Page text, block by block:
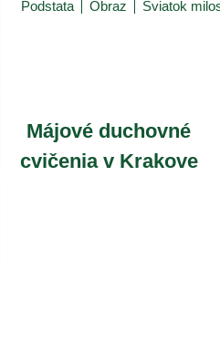
Podstata
Obraz Sviatok
Májové duchovné
cvičenia v Krakove